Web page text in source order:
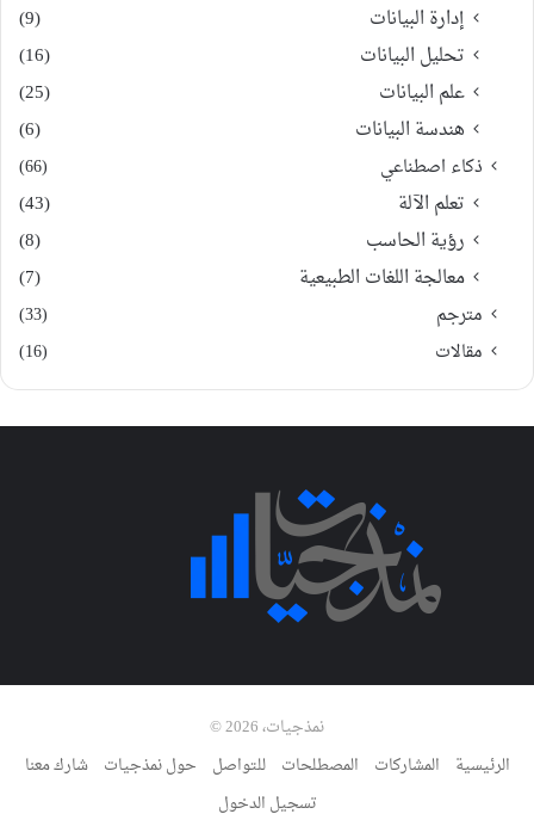
إدارة البيانات
(9)
تحليل البيانات
(16)
علم البيانات
(25)
هندسة البيانات
(6)
ذكاء اصطناعي (66)
تعلم الآلة
(43)
رؤية الحاسب
(8)
معالجة اللغات الطبيعية
(7)
مترجم
(33)
مقالات
(16)
نمذجيات، 2026 ©
الرئيسية المشاركات المصطلحات للتواصل حول نمذجيات شارك معنا
تسجيل الدخول